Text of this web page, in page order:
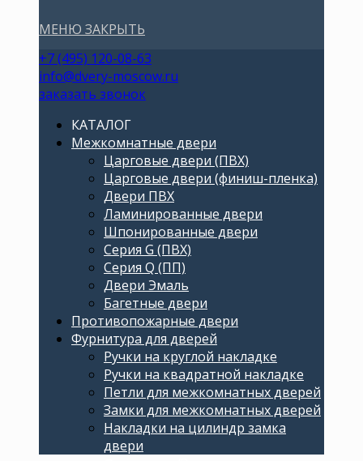
МЕНЮ ЗАКРЫТЬ
+7 (495) 120-08-63
info@dvery-moscow.ru
заказать звонок
КАТАЛОГ
Межкомнатные двери
Царговые двери (ПВХ)
Царговые двери (финиш-пленка)
Двери ПВХ
Ламинированные двери
Шпонированные двери
Серия G (ПВХ)
Серия Q (ПП)
Двери Эмаль
Багетные двери
Противопожарные двери
Фурнитура для дверей
Ручки на круглой накладке
Ручки на квадратной накладке
Петли для межкомнатных дверей
Замки для межкомнатных дверей
Накладки на цилиндр замка
двери